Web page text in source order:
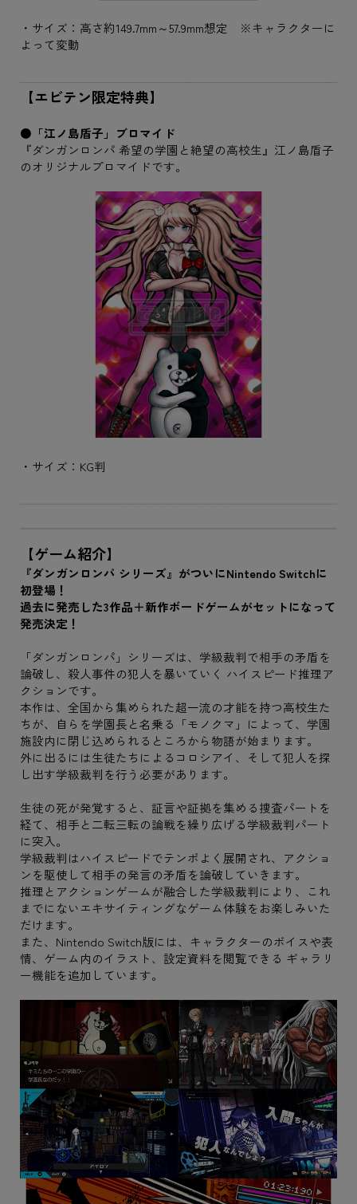
・サイズ：高さ約149.7mm～57.9mm想定 ※キャラクターに
よって変動
【エビテン限定特典】
●「江ノ島盾子」ブロマイド
『ダンガンロンパ 希望の学園と絶望の高校生』江ノ島盾子
のオリジナルプロマイドです。
・サイズ：KG判
【ゲーム紹介】
『ダンガンロンパ シリーズ』がついにNintendo Switchに
初登場！
過去に発売した3作品＋新作ボードゲームがセットになって
発売決定！
「ダンガンロンパ」シリーズは、学級裁判で相手の矛盾を
論破し、殺人事件の犯人を暴いていく ハイスピード推理ア
クションです。
本作は、全国から集められた超一流の才能を持つ高校生た
ちが、自らを学園長と名乗る「モノクマ」によって、学園
施設内に閉じ込められるところから物語が始まります。
外に出るには生徒たちによるコロシアイ、そして犯人を探
し出す学級裁判を行う必要があります。
生徒の死が発覚すると、証言や証拠を集める捜査パートを
経て、相手と二転三転の論戦を繰り広げる学級裁判パート
に突入。
学級裁判はハイスピードでテンポよく展開され、アクショ
ンを駆使して相手の発言の矛盾を論破していきます。
推理とアクションゲームが融合した学級裁判により、これ
までにないエキサイティングなゲーム体験をお楽しみいた
だけます。
また、Nintendo Switch版には、キャラクターのボイスや表
情、ゲーム内のイラスト、設定資料を閲覧できる ギャラリ
ー機能を追加しています。